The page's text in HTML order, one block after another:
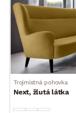
Trojmístná pohovka
Next, žlutá látka